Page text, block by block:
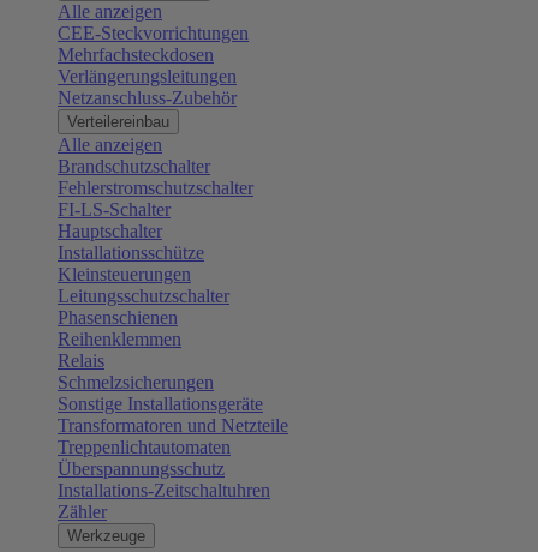
Alle anzeigen
CEE-Steckvorrichtungen
Mehrfachsteckdosen
Verlängerungsleitungen
Netzanschluss-Zubehör
Verteilereinbau
Alle anzeigen
Brandschutzschalter
Fehlerstromschutzschalter
FI-LS-Schalter
Hauptschalter
Installationsschütze
Kleinsteuerungen
Leitungsschutzschalter
Phasenschienen
Reihenklemmen
Relais
Schmelzsicherungen
Sonstige Installationsgeräte
Transformatoren und Netzteile
Treppenlichtautomaten
Überspannungsschutz
Installations-Zeitschaltuhren
Zähler
Werkzeuge